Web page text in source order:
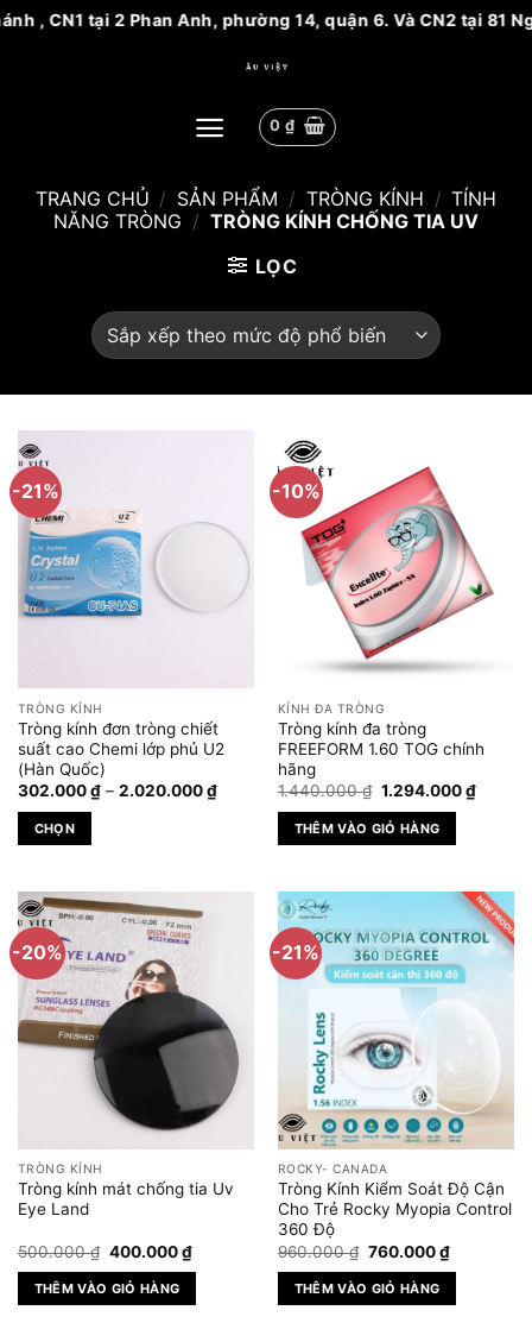
Anh, phường 14, quận 6. Và CN2 tại 81 Nguyễn biểu
0 ₫
TRANG CHỦ / SẢN PHẨM / TRÒNG KÍNH / TÍNH
NĂNG TRÒNG / TRÒNG KÍNH CHỐNG TIA UV
LỌC
-21%
TRÒNG KÍNH
Tròng kính đơn tròng chiết
suất cao Chemi lớp phủ U2
(Hàn Quốc)
302.000₫ – 2.020.000₫Khoảng
giá:
302.000 ₫
CHỌN
này
có
nhiều
biến
thể.
Các
được
chọn
trên
sản
phẩm
-10%
KÍNH ĐA TRÒNG
Tròng kính đa tròng
FREEFORM 1.60 TOG chính
hãng
1.440.000₫ Giá
là:
1.440.000 ₫.
1.294.000₫Giá
hiện
THÊM VÀO GIỎ HÀNG
-20%
TRÒNG KÍNH
Tròng kính mát chống tia Uv
Eye Land
500.000₫ Giá
gốc
là:
500.000 ₫.
400.000₫Giá
hiện
400.000 ₫.
THÊM VÀO GIỎ HÀNG
-21%
ROCKY- CANADA
Tròng Kính Kiểm Soát Độ Cận
Cho Trẻ Rocky Myopia Control
360 Độ
960.000₫ Giá
gốc
là:
960.000 ₫.
760.000₫Giá
hiện
760.000
THÊM VÀO GIỎ HÀNG